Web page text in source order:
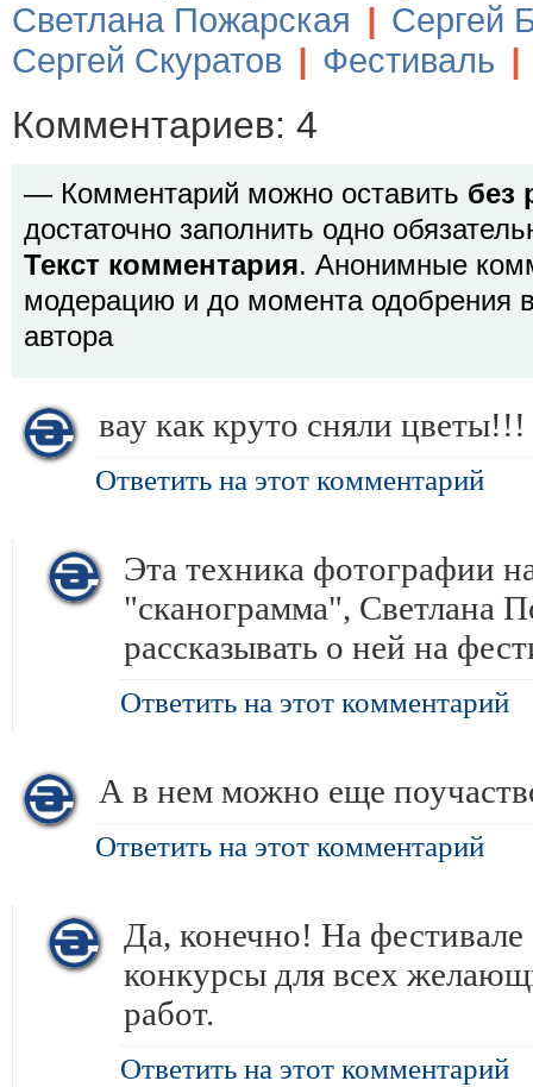
Светлана Пожарская | Сергей
Сергей Скуратов | Фестиваль |
Комментариев: 4
— Комментарий можно оставить без
достаточно заполнить одно
Текст комментария. Анонимные
модерацию и до момента одобрения
автора
вау как круто сняли цветы!!!
Ответить на этот комментарий
Эта техника фотографии
"сканограмма", Светлана
рассказывать о ней на
Ответить на этот комментарий
А в нем можно еще
Ответить на этот комментарий
Да, конечно! На фестивале
конкурсы для всех
работ.
Ответить на этот комментарий